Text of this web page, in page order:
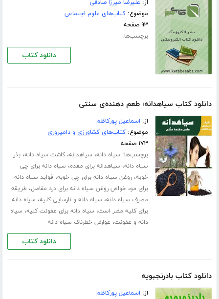
از: علیرضا میرزا صادقی
موضوع:کتاب‌های علوم اجتماعی
۹۳ صفحه
برچسب‌ها:
دانلود کتاب
دانلود کتاب سیاهدانه؛ طعم دهنده‌ی سنتی
از: اسماعیل پورکاظم
موضوع:کتاب‌های کشاورزی و دامپروری
۱۷۳ صفحه
برچسب‌ها: سیاه دانه، سیاهدانه،کاشت سیاه دانه،بذر
سیاه دانه، سیاهدانه برای معده، سیاه دانه برای چی
خوبه،روغن سیاه دانه برای چی خوبه، فواید سیاه دانه
برای مو، خواص روغن سیاه دانه برای درد مفاصل، طریقه
مصرف سیاه دانه، سیاه دانه و نارسایی کلیه، سیاه دانه
برای کلیه مضر است، سیاه دانه برای عفونت کلیه، سیاه
دانه و عفونت، عوارض خطرناک سیاه دانه
دانلود کتاب
دانلود کتاب بادرنجبویه
از: اسماعیل پورکاظم